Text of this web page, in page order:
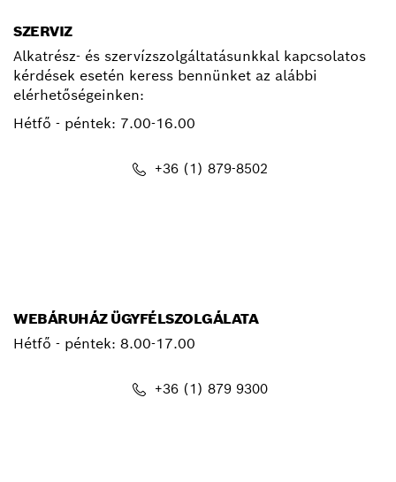
SZERVIZ
Alkatrész- és szervízszolgáltatásunkkal kapcsolatos
kérdések esetén keress bennünket az alábbi
elérhetőségeinken:
Hétfő - péntek: 7.00-16.00
+36 (1) 879-8502
WEBÁRUHÁZ ÜGYFÉLSZOLGÁLATA
Hétfő - péntek: 8.00-17.00
+36 (1) 879 9300